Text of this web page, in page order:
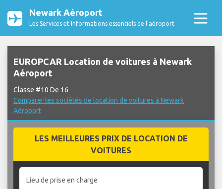
Newark Aéroport
Les Services et Informations essentiels de l’aéroport
EUROPCAR Location de voitures à Newark
Aéroport
Classe #10 De 16
Comparer les sociétés de location de voitures à Newark
Aéroport
LES MEILLEURES PRIX DE LOCATION DE
VOITURES
Lieu de prise en charge